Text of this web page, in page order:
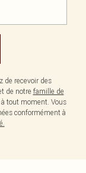
de recevoir des
de notre famille de
tout moment. Vous
conformément à